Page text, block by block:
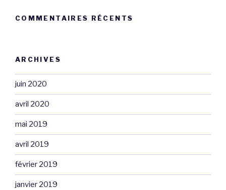
COMMENTAIRES RÉCENTS
ARCHIVES
juin 2020
avril 2020
mai 2019
avril 2019
février 2019
janvier 2019